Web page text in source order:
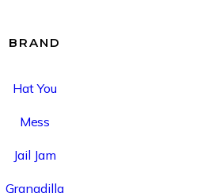
BRAND
Hat You
Mess
Jail Jam
Granadilla